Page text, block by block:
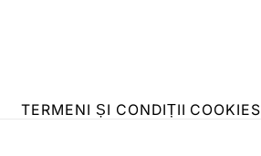
TERMENI ȘI CONDIȚII COOKIES